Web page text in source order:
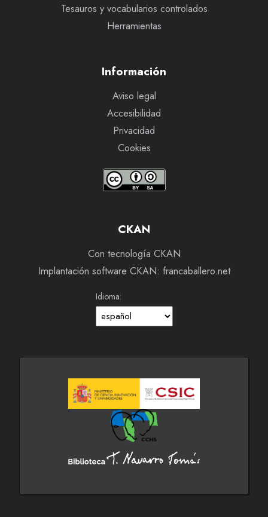
Tesauros y vocabularios controlados
Herramientas
Información
Aviso legal
Accesibilidad
Privacidad
Cookies
CKAN
Con tecnología CKAN
Implantación software CKAN: francaballero.net
Idioma